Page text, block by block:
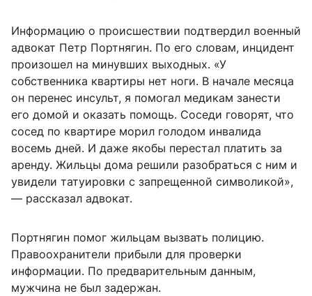
Информацию о происшествии подтвердил военный
адвокат Петр Портнягин. По его словам, инцидент
произошел на минувших выходных. «У
собственника квартиры нет ноги. В начале месяца
он перенес инсульт, я помогал медикам занести
его домой и оказать помощь. Соседи говорят, что
сосед по квартире морил голодом инвалида
восемь дней. И даже якобы перестал платить за
аренду. Жильцы дома решили разобраться с ним и
увидели татуировки с запрещенной символикой»,
— рассказал адвокат.
Портнягин помог жильцам вызвать полицию.
Правоохранители прибыли для проверки
информации. По предварительным данным,
мужчина не был задержан.